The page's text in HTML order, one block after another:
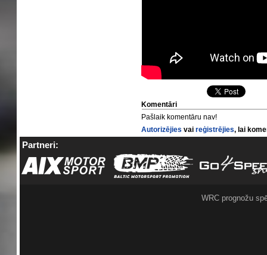
Komentāri
Pašlaik komentāru nav!
Autorizējies vaireģistrējies, lai
Partneri:
WRC prognožu